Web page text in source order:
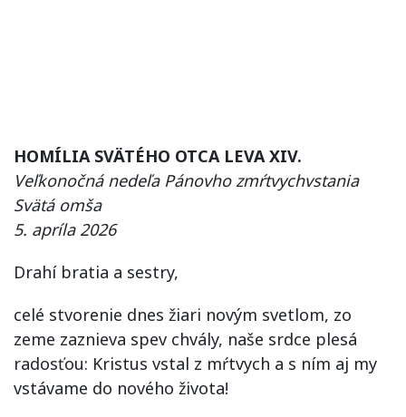
HOMÍLIA SVÄTÉHO OTCA LEVA XIV.
Veľkonočná nedeľa Pánovho zmŕtvychvstania
Svätá omša
5. apríla 2026
Drahí bratia a sestry,
celé stvorenie dnes žiari novým svetlom, zo
zeme zaznieva spev chvály, naše srdce plesá
radosťou: Kristus vstal z mŕtvych a s ním aj my
vstávame do nového života!